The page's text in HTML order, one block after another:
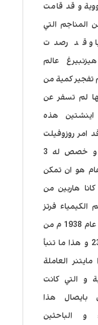
و قد قامت
المناجم التي
و قد رصدت
عالم
تفجير كمية من
لم تسفر عن
هذه
امر روزوفيلت
بانشاء مشروع مانهاتن و خصص له 3
هو ان تمكن
كانا هاربين من
الكيمياء فرتز
ستراسمان و اوتهاهن في عام 1938 م من
فلق ذرة يورانيوم نظير 235 و هذا ما تنبأ
العاملة
و التي كانت
بايصال هذا
و الباحثين